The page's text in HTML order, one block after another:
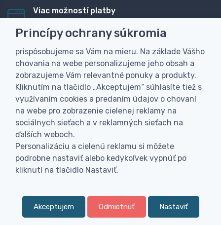
Viac možností platby
dobierku
Personalizácia
Vyrobíme Vám vlastný originálny darček
Skúsenosť
Široký sortiment, z ktorého Vám pomôžeme vybrať
0
Princípy ochrany súkromia
prispôsobujeme sa Vám na mieru. Na základe Vášho
chovania na webe personalizujeme jeho obsah a
zobrazujeme Vám relevantné ponuky a produkty.
Kliknutím na tlačidlo „Akceptujem“ súhlasíte tiež s
využívaním cookies a predaním údajov o chovaní
na webe pro zobrazenie cielenej reklamy na
sociálnych sieťach a v reklamných sieťach na
ďalších weboch.
Personalizáciu a cielenú reklamu si môžete
podrobne nastaviť alebo kedykoľvek vypnúť po
kliknutí na tlačidlo Nastaviť.
Akceptujem Odmietnuť Nastaviť